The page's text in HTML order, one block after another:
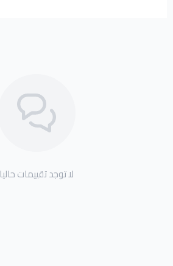
لا توجد تقييمات حاليا